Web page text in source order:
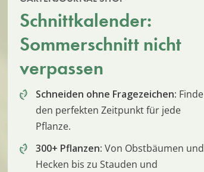
Schnittkalender:
Sommerschnitt nicht
verpassen
Schneiden ohne Fragezeichen: Finde
den perfekten Zeitpunkt für jede
Pflanze.
300+ Pflanzen: Von Obstbäumen und
Hecken bis zu Stauden und